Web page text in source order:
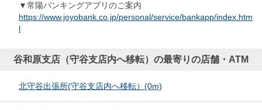
▼常陽バンキングアプリのご案内
https://www.joyobank.co.jp/personal/service/bankapp/index.htm
l
谷和原支店（守谷支店内へ移転）の最寄りの店舗・ATM
北守谷出張所(守谷支店内へ移転） (0m)